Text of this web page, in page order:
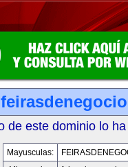
de este dominio lo
Mayusculas: